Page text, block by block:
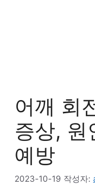
어깨 회
증상, 원
예방
2023-10-19 작성자: